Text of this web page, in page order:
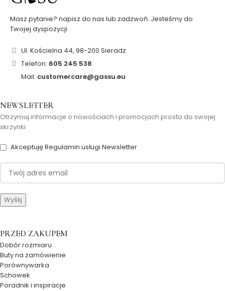
Masz pytanie? napisz do nas lub zadzwoń. Jesteśmy do
Twojej dyspozycji.
Ul. Kościelna 44, 98-200 Sieradz
Telefon: 605 245 538
Mail: customercare@gassu.eu
NEWSLETTER
Otrzymuj informacje o nowościach i promocjach prosto do swojej
skrzynki
Akceptuję Regulamin usługi Newsletter
PRZED ZAKUPEM
Dobór rozmiaru
Buty na zamówienie
Porównywarka
Schowek
Poradnik i inspiracje